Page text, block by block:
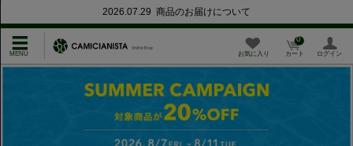
2026.07.29 商品のお届けについて
お気に入り カート
0
ログイン